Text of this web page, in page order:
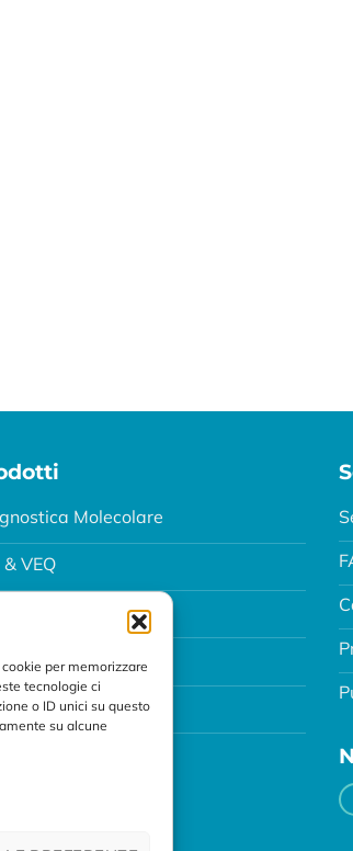
per memorizzare
tecnologie ci
o ID unici su questo
su alcune
Molecolare
& VEQ
e PMA
Test